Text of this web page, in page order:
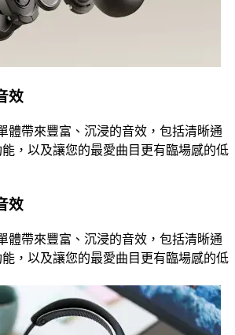
效
體帶來豐富、沉浸的音效，包括清晰通
，以及讓您的最愛曲目更有臨場感的低
效
體帶來豐富、沉浸的音效，包括清晰通
，以及讓您的最愛曲目更有臨場感的低